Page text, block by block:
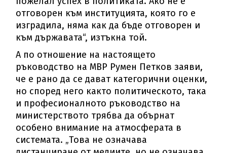
отговорен към институцията, която го е
изградила, няма как да бъде отговорен и
към държавата“, изтъкна той.
А по отношение на настоящето
ръководство на МВР Румен Петков заяви,
че е рано да се дават категорични оценки,
но според него както политическото, така
и професионалното ръководство на
министерството трябва да обърнат
особено внимание на атмосферата в
системата. „Това не означава